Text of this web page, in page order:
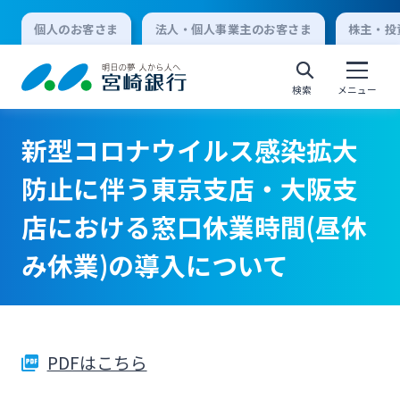
個人のお客さま 法人・個人事業主のお客さま 株主・
検索 メニュー
個人向けインターネットバンキング
ログオン
法人向けインターネットバンキング
新型コロナウイルス感染拡大
防止に伴う東京支店・大阪支
店における窓口休業時間(昼休
み休業)の導入について
PDFはこちら